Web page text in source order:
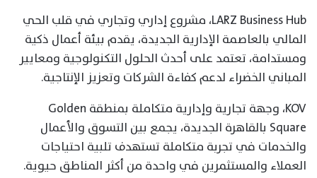
LARZ Business Hub، مشروع إداري وتجاري في قلب الحي
المالي بالعاصمة الإدارية الجديدة، يقدم بيئة أعمال ذكية
ومستدامة، تعتمد على أحدث الحلول التكنولوجية ومعايير
المباني الخضراء لدعم كفاءة الشركات وتعزيز الإنتاجية.
KOV، وجهة تجارية وإدارية متكاملة بمنطقة Golden
Square بالقاهرة الجديدة، يجمع بين التسوق والأعمال
والخدمات في تجربة متكاملة تستهدف تلبية احتياجات
العملاء والمستثمرين في واحدة من أكثر المناطق حيوية.